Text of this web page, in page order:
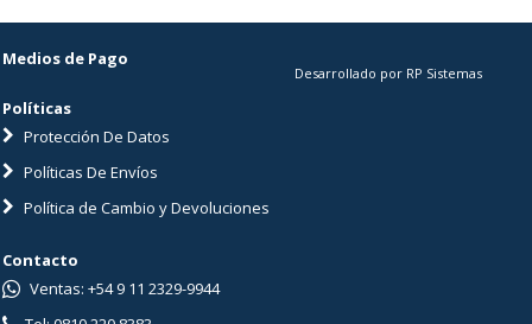
Medios de Pago
Políticas
Protección De Datos
Políticas De Envíos
Política de Cambio y Devoluciones
Desarrollado por RP Sistemas
Contacto
Ventas: +54 9 11 2329-9944